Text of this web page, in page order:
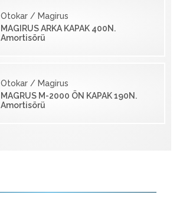
Otokar / Magirus
MAGIRUS ARKA KAPAK 400N.
Amortisörü
Otokar / Magirus
MAGRUS M-2000 ÖN KAPAK 190N.
Amortisörü